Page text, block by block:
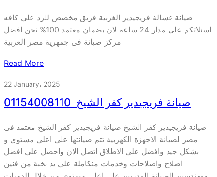
صيانة غسالة فريجيدير الغربية فريق مخصص للرد على كافه
اسئلاتكم على مدار 24 ساعه لان بضمان معتمد 100% نحن افضل
مركز صيانة فى جمهرية مصر العربية
Read More
22 January، 2025
صيانة فريجيدير كفر الشيخ 01154008110
صيانة فريجيدير كفر الشيخ صيانة فريجيدير كفر الشيخ معتمد فى
مصر لصيانة الاجهزة الكهربية تتم صيانتها على اعلى مستوى و
بشكل جيد وافضل على الاطلاق اتصل الان واحصل على افضل
اصلاح واصلاحات وخدمات متكاملة على يد نخبة من فنين